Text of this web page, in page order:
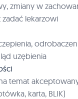
zmiany w
lekarzowi
uzębienia
temat
karta, BLIK)